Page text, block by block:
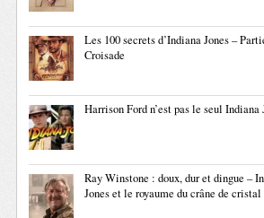
Les 100 secrets d’Indiana Jones –
Croisade
Harrison Ford n’est pas le seul Indiana
Ray Winstone : doux, dur et dingue –
Jones et le royaume du crâne de cristal